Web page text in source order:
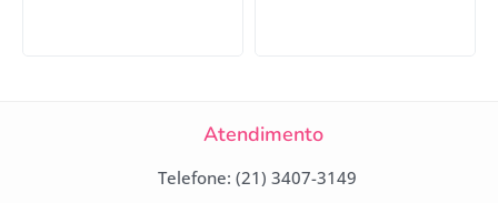
Atendimento
Telefone: (21) 3407-3149